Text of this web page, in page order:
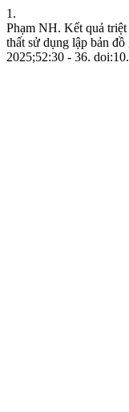
1.
Phạm NH. Kết quả
thất sử dụng lập bản
2025;52:30 - 36.